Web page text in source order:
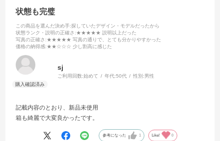
状態も完璧
この商品を選んだ決め手:探していたデザイン・モデルだったから
状態ランク・説明の正確さ :★★★★★ 説明以上だった
写真の正確さ :★★★★★ 写真の通りで、とても分かりやすかった
価格の納得感:★★☆☆☆ 少し割高に感じた
sj
ご利用回数:始めて 年代:50代 性別:男性
記載内容のとおり、新品未使用
箱も綺麗で大変良かったです。
参考になった 1 Like! 0